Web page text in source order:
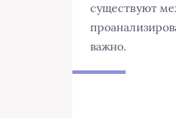
существуют
важно.